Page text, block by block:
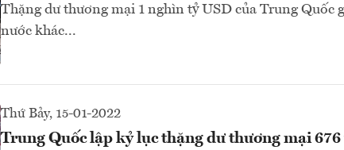
Thặng dư thương mại 1 nghìn tỷ USD của Trung Quốc
nước khác...
Thứ Bảy, 15-01-2022
Trung Quốc lập kỷ lục thặng dư thương mại